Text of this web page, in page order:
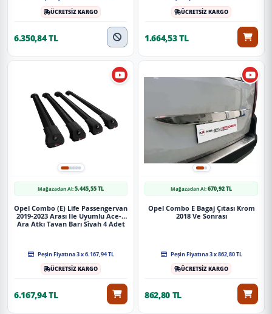
paketlenerek tarafınıza ulaştırılır. %100 Müşteri
memnuniyeti garantisiyle.
S-Dizayn Opel Combo E S-Bar Atlas V1 Ara Atkı Tavan Taşıyıcı Barı
Gri 140 Cm 2018 Üzeri A+ Kalite
Güvenli Teslimat
Siparişleriniz darbe emici özel ambalajlarla, kargoda zarar
görmeyecek şekilde paketlenerek tarafınıza ulaştırılır. %100
Müşteri memnuniyeti garantisiyle.
ÜCRETSİZ KARGO
6.350,84 TL
ÜCRETSİZ KARGO
1.664,53 TL
Mağazadan Al:5.445,55 TL
Opel Combo (E) Life Passengervan
2019-2023 Arası Ile Uyumlu Ace-1
Ara Atkı Tavan Barı Si̇yah 4 Adet
Peşin Fiyatına 3 x 6.167,94 TL
ÜCRETSİZ KARGO
6.167,94 TL
Mağazadan Al:670,92 TL
Opel Combo E Bagaj Çıtası Krom
2018 Ve Sonrası
Peşin Fiyatına 3 x 862,80 TL
ÜCRETSİZ KARGO
862,80 TL